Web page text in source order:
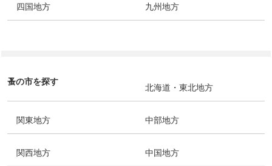
四国地方 九州地方
蚤の市を探す
北海道・東北地方
関東地方 中部地方
関西地方 中国地方